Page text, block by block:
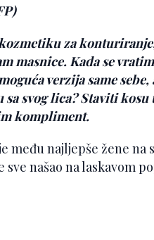
za
masnice. Kada se
verzija same
svog lica? Staviti kosu
kompliment.
među najljepše žene na
sve našao na laskavom